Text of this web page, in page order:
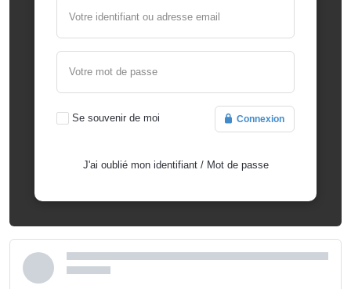
Votre identifiant ou adresse email
Votre mot de passe
Se souvenir de moi Connexion
J'ai oublié mon identifiant/ Mot de passe